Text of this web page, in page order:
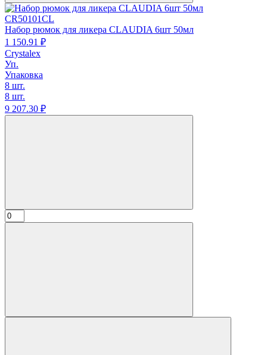
CR50101CL
Набор рюмок для ликера CLAUDIA 6шт 50мл
1 150.91 ₽
Crystalex
Уп.
Упаковка
8 шт.
8 шт.
9 207.30 ₽